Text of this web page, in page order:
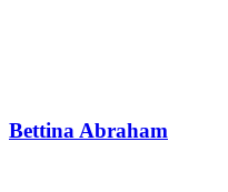
Bettina Abraham